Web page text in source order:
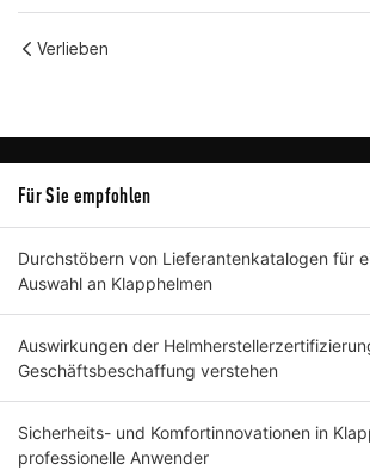
Verlieben
Für Sie empfohlen
Durchstöbern von Lieferantenkatalogen für
Auswahl an Klapphelmen
Auswirkungen der
Geschäftsbeschaffung verstehen
Sicherheits- und Komfortinnovationen in
professionelle Anwender